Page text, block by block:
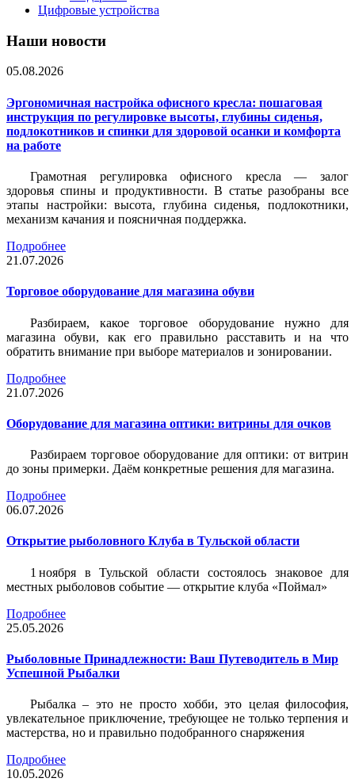
Цифровые устройства
Наши новости
05.08.2026
Эргономичная настройка офисного кресла: пошаговая
инструкция по регулировке высоты, глубины сиденья,
подлокотников и спинки для здоровой осанки и комфорта
на работе
Грамотная регулировка офисного кресла — залог
здоровья спины и продуктивности. В статье разобраны все
этапы настройки: высота, глубина сиденья, подлокотники,
механизм качания и поясничная поддержка.
Подробнее
21.07.2026
Торговое оборудование для магазина обуви
Разбираем, какое торговое оборудование нужно для
магазина обуви, как его правильно расставить и на что
обратить внимание при выборе материалов и зонировании.
Подробнее
21.07.2026
Оборудование для магазина оптики: витрины для очков
Разбираем торговое оборудование для оптики: от витрин
до зоны примерки. Даём конкретные решения для магазина.
Подробнее
06.07.2026
Открытие рыболовного Клуба в Тульской области
1 ноября в Тульской области состоялось знаковое для
местных рыболовов событие — открытие клуба «Поймал»
Подробнее
25.05.2026
Рыболовные Принадлежности: Ваш Путеводитель в Мир
Успешной Рыбалки
Рыбалка – это не просто хобби, это целая философия,
увлекательное приключение, требующее не только терпения и
мастерства, но и правильно подобранного снаряжения
Подробнее
10.05.2026